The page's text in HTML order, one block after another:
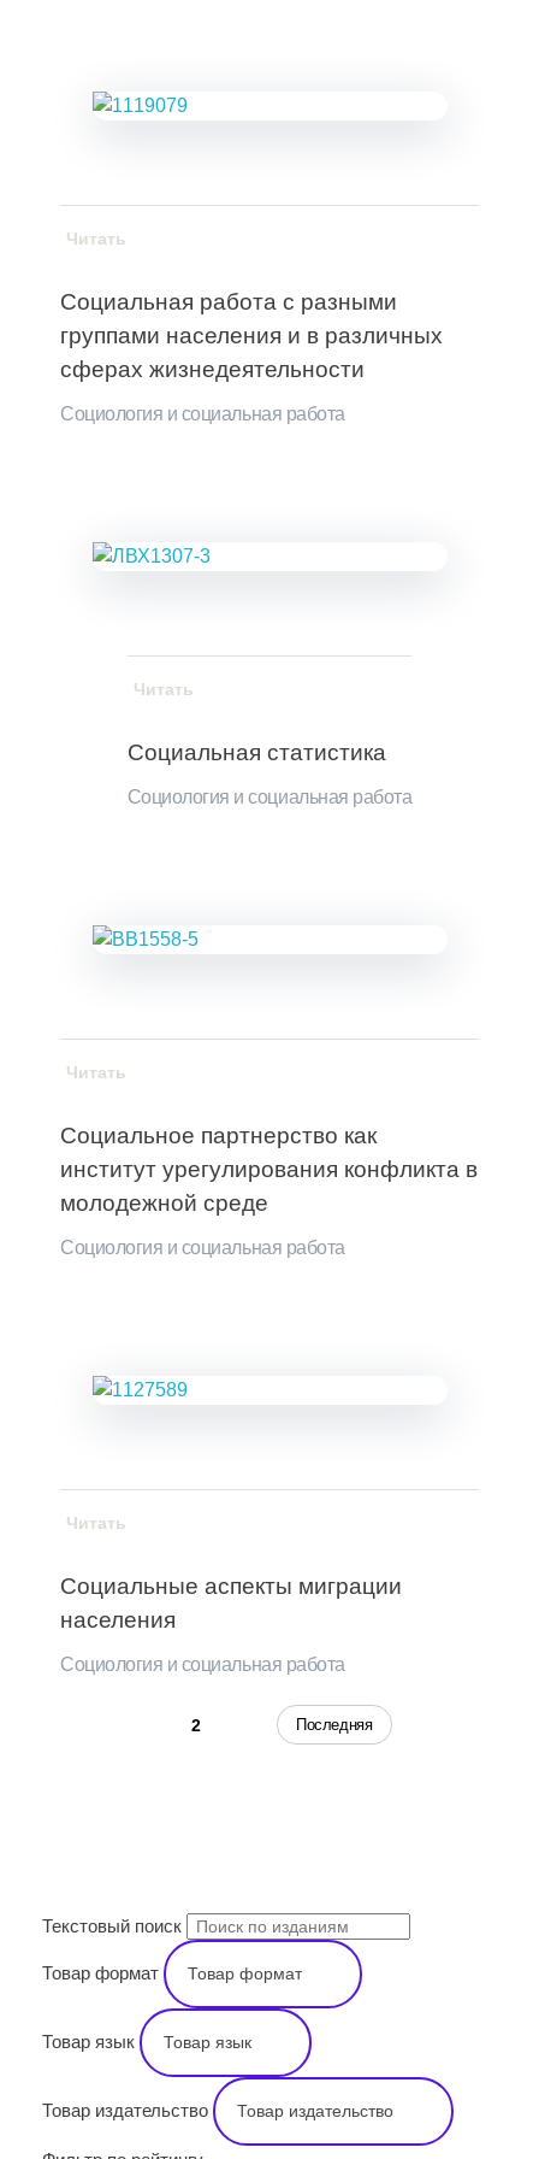
Социальная работа с разными
группами населения и в различных
сферах жизнедеятельности
Социология и социальная работа
Читать
Социальная статистика
Социология и социальная работа
Читать
Социальное партнерство как
институт урегулирования конфликта в
молодежной среде
Социология и социальная работа
Читать
Социальные аспекты миграции
населения
Социология и социальная работа
Читать
2 Последняя
Текстовый поиск
Товар формат
Товар язык
Товар издательство